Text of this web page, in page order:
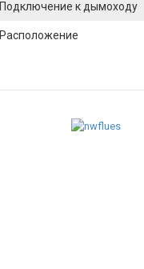
Подключение к дымоходу
Расположение